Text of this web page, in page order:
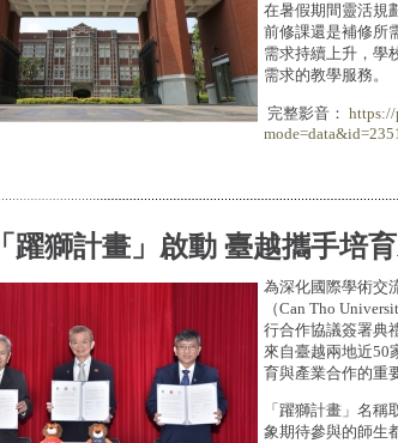
在暑假期間靈活規
前修課還是補修所
需求持續上升，學
需求的教學服務。
完整影音： https://
「躍獅計畫」啟動 臺越攜手培
為深化國際學術交
（Can Tho
行合作協議簽署典
來自臺越兩地近50
育與產業合作的重
「躍獅計畫」名
象期待參與的師生